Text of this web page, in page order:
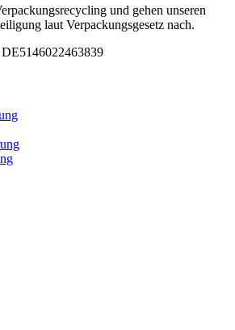
und gehen unseren
laut Verpackungsgesetz nach.